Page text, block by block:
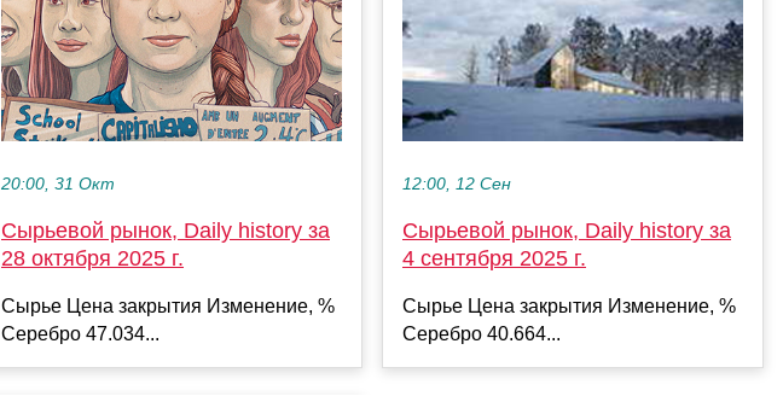
20:00, 31 Окт
Сырьевой рынок, Daily history за
28 октября 2025 г.
Сырье Цена закрытия Изменение, %
Серебро 47.034...
12:00, 12 Сен
Сырьевой рынок, Daily history за
4 сентября 2025 г.
Сырье Цена закрытия Изменение, %
Серебро 40.664...